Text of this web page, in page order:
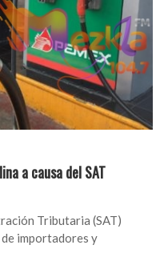
a causa del SAT
Tributaria (SAT)
importadores y